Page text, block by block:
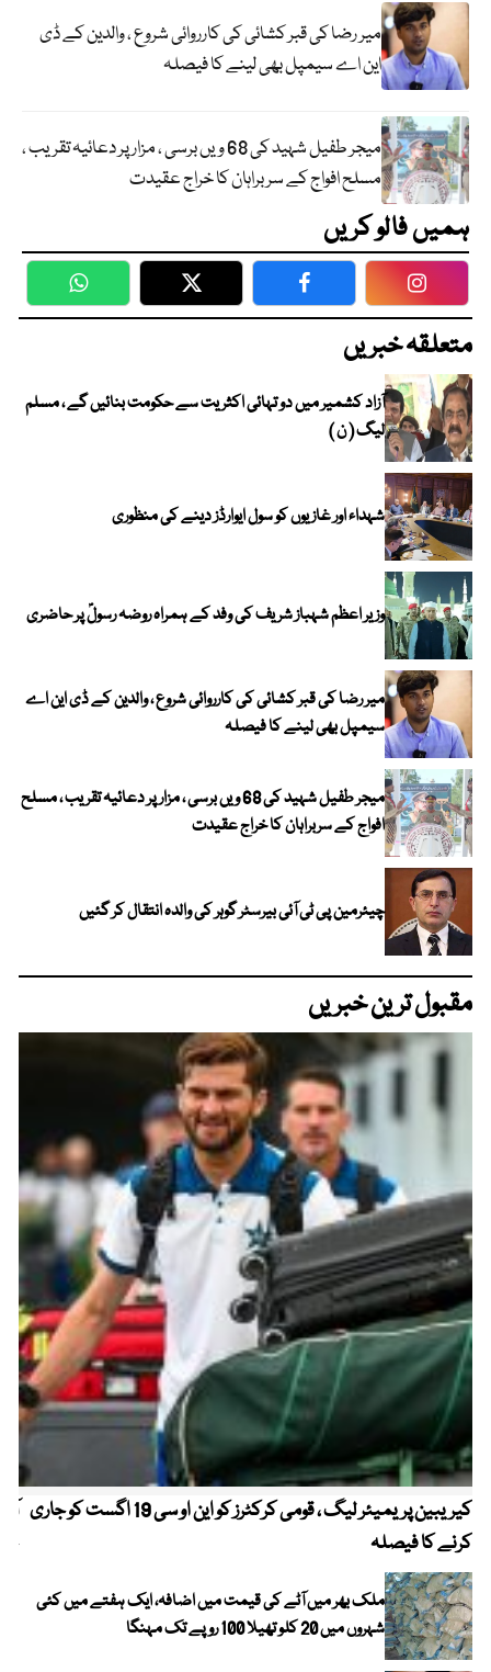
میر رضا کی قبر کشائی کی کارروائی شروع ، والدین کے ڈی
این اے سیمپل بھی لینے کا فیصلہ
میجر طفیل شہید کی 68 ویں برسی ، مزار پر دعائیہ تقریب ،
مسلح افواج کے سربراہان کا خراج عقیدت
ہمیں فالو کریں
WhatsApp Twitter Facebook
متعلقہ خبریں
آزاد کشمیر میں دو تہائی اکثریت سے حکومت بنائیں گے ، مسلم
لیگ ( ن )
شہداء اور غازیوں کو سول ایوارڈز دینے کی منظوری
وزیر اعظم شہباز شریف کی وفد کے ہمراہ روضہ رسولؐ پر حاضری
میر رضا کی قبر کشائی کی کارروائی شروع ، والدین کے ڈی این اے
سیمپل بھی لینے کا فیصلہ
میجر طفیل شہید کی 68 ویں برسی ، مزار پر دعائیہ تقریب ، مسلح
افواج کے سربراہان کا خراج عقیدت
چیئرمین پی ٹی آئی بیرسٹر گوہر کی والدہ انتقال کر گئیں
مقبول ترین خبریں
کیریبین پریمیئر لیگ ، قومی کرکٹرز کو این او سی 19 اگست کو جاری
کرنے کا فیصلہ
ملک بھر میں آٹے کی قیمت میں اضافہ، ایک ہفتے میں کئی
شہروں میں 20 کلو تھیلا 100 روپے تک مہنگا